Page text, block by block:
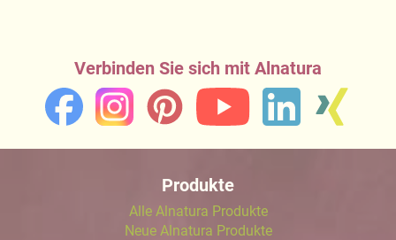
Verbinden Sie sich mit Alnatura
Produkte
Alle Alnatura Produkte
Neue Alnatura Produkte